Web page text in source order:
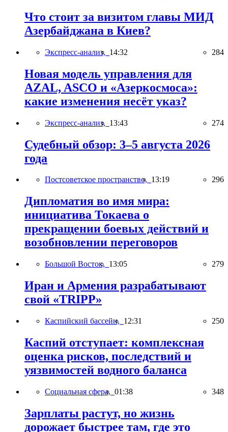
Что стоит за визитом главы МИД
Азербайджана в Киев?
Экспресс-анализ, 14:32 284
Новая модель управления для
AZAL, ASCO и «Азеркосмоса»:
какие изменения несёт указ?
Экспресс-анализ, 13:43 274
Судебный обзор: 3–5 августа 2026
года
Постсоветское пространство, 13:19 296
Дипломатия во имя мира:
инициатива Токаева о
прекращении боевых действий и
возобновлении переговоров
Большой Восток, 13:05 279
Иран и Армения разрабатывают
свой «TRIPP»
Каспийский бассейн, 12:31 250
Каспий отступает: комплексная
оценка рисков, последствий и
уязвимостей водного баланса
Социальная сфера, 01:38 348
Зарплаты растут, но жизнь
дорожает быстрее там, где это